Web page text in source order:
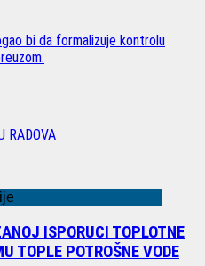
bi da formalizuje kontrolu
RADOVA
ISPORUCI TOPLOTNE
TOPLE POTROŠNE VODE